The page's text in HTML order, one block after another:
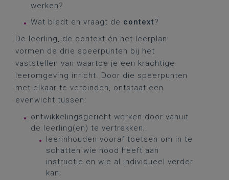
werken?
Wat biedt en vraagt de context?
De leerling, de context én het leerplan
vormen de drie speerpunten bij het
vaststellen van waartoe je een krachtige
leeromgeving inricht. Door die speerpunten
met elkaar te verbinden, ontstaat een
evenwicht tussen:
ontwikkelingsgericht werken door vanuit
de leerling(en) te vertrekken;
leerinhouden vooraf toetsen om in te
schatten wie nood heeft aan
instructie en wie al individueel verder
kan;